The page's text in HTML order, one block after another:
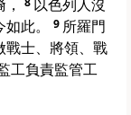
以色列人沒
此。
9 所羅門
戰士、將領、戰
工負責監管工